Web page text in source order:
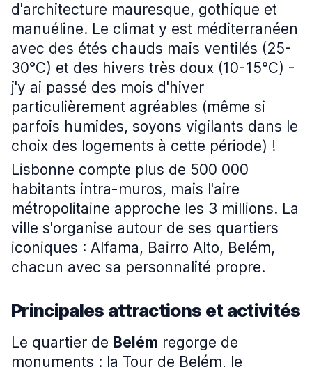
d'architecture mauresque, gothique et
manuéline. Le climat y est méditerranéen
avec des étés chauds mais ventilés (25-
30°C) et des hivers très doux (10-15°C) -
j'y ai passé des mois d'hiver
particulièrement agréables (même si
parfois humides, soyons vigilants dans le
choix des logements à cette période) !
Lisbonne compte plus de 500 000
habitants intra-muros, mais l'aire
métropolitaine approche les 3 millions. La
ville s'organise autour de ses quartiers
iconiques : Alfama, Bairro Alto, Belém,
chacun avec sa personnalité propre.
Principales attractions et activités
Le quartier de Belém regorge de
monuments : la Tour de Belém, le